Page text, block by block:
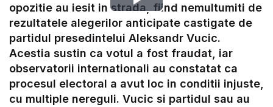
Play
Video
opozitie au iesit in strada, fiind nemultumiti de
rezultatele alegerilor anticipate castigate de
partidul presedintelui Aleksandr Vucic.
Acestia sustin ca votul a fost fraudat, iar
observatorii internationali au constatat ca
procesul electoral a avut loc in conditii injuste,
cu multiple nereguli. Vucic si partidul sau au